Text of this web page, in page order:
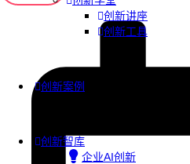
创新讲座
创新工具
创新案例
创新智库
企业AI创新